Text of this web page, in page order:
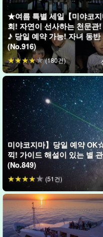
기억에 남는 한
낮에는 관광과 액티비티로 눈
왔으니 밤하늘의 별도 보고
는 분들에게 추천합니다.
당일 예약 가능. 몇 장의 사
나 SMS로 보내드립니다. 귀
을 들이지 않고 참가할 수 있
★여름 특별 세일【미야코
회! 자연이 선사하는 천문관
♪ 당일 예약 가능! 자녀 동
(No.916)
(180건)
미야코지마】당일 예약
끽! 가이드 해설이 있는 별
(No.849)
(51건)